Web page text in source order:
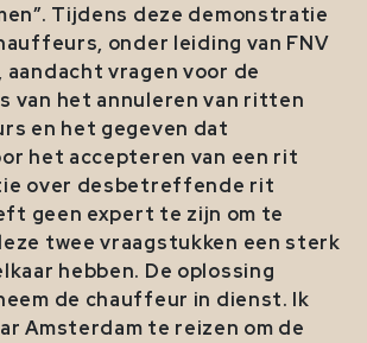
Tijdens deze demonstratie
onder leiding van FNV
vragen voor de
van het annuleren van ritten
en het gegeven dat
het accepteren van een rit
over desbetreffende rit
geen expert te zijn om te
twee vraagstukken een sterk
hebben. De oplossing
de chauffeur in dienst. Ik
Amsterdam te reizen om de